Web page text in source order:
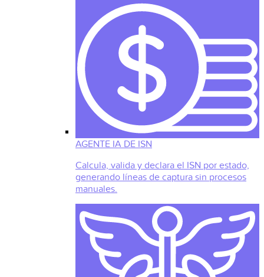
AGENTE IA DE ISN
Calcula, valida y declara el ISN por estado,
generando líneas de captura sin procesos
manuales.